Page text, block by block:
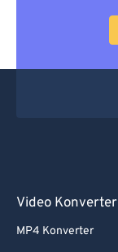
Video Konverter
MP4 Konverter